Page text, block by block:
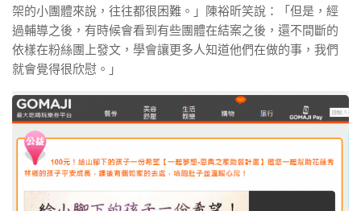
架的小團體來說，往往都很困難。」陳裕昕笑說：「但是，經
過輔導之後，有時候會看到有些團體在結案之後，還不間斷的
依樣在粉絲團上發文，學會讓更多人知道他們在做的事，我們
就會覺得很欣慰。」